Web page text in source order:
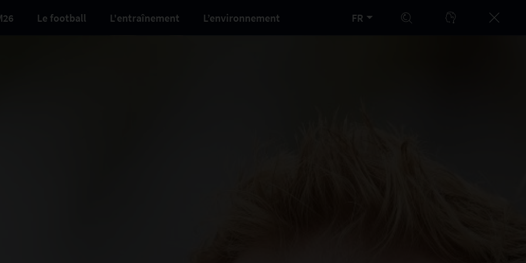
Le football L'entraînement L’environnement FR